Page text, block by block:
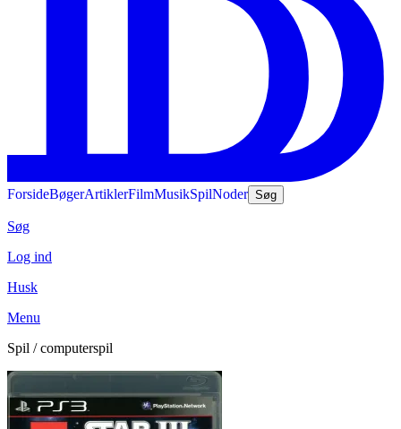
ForsideBøgerArtiklerFilmMusikSpilNoder Søg
Søg
Log ind
Husk
Menu
Spil / computerspil